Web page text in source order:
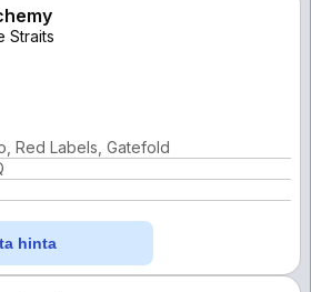
Straits
Red Labels, Gatefold
hinta